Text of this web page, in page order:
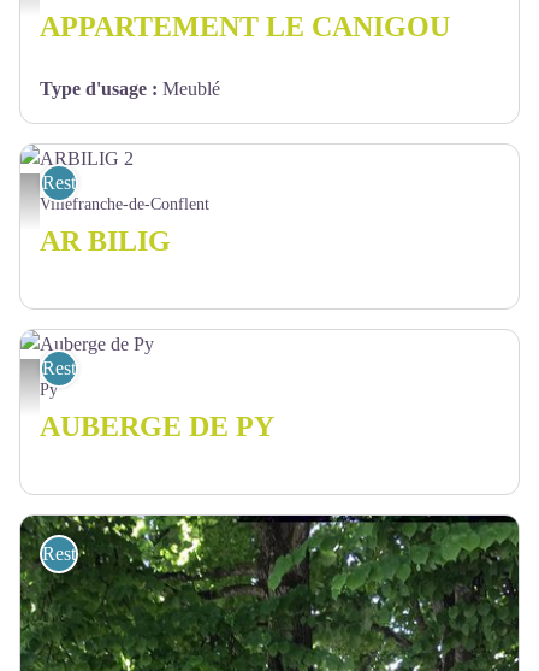
APPARTEMENT LE CANIGOU
Type d'usage : Meublé
ARBILIG 2 - ARBILIG
Restaurant
Villefranche-de-Conflent
AR BILIG
Auberge de Py - Marie Destannes
Restaurant
Py
AUBERGE DE PY
Restaurant